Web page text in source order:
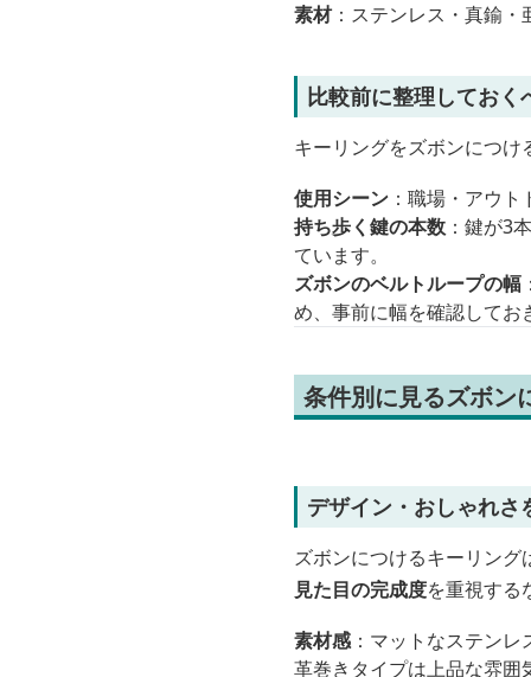
素材：ステンレス・真鍮・
比較前に整理しておく
キーリングをズボンにつ
使用シーン ：職場・アウ
持ち歩く鍵の本数 ：鍵が3
ています。
ズボンのベルトループの幅
め、事前に幅を確認してお
条件別に見るズボン
デザイン・おしゃれさ
ズボンにつけるキーリン
見た目の完成度を重視する
素材感：マットなステンレ
革巻きタイプは上品な雰囲